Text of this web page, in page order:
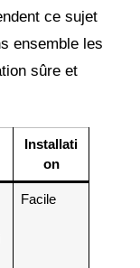
ce sujet
ensemble les
sûre et
Installati
on
Facile